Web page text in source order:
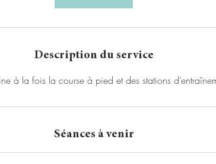
Description du service
à la fois la course à pied et des stations
Séances à venir